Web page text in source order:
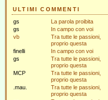
ULTIMI COMMENTI
gs
La parola proibita
gs
In campo con voi
vb
Tra tutte le passioni,
proprio questa
finelli
In campo con voi
gs
Tra tutte le passioni,
proprio questa
MCP
Tra tutte le passioni,
proprio questa
.mau.
Tra tutte le passioni,
proprio questa